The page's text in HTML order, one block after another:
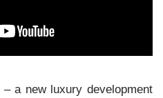
– a new luxury development